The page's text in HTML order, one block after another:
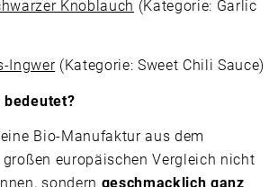
Knoblauch (Kategorie: Garlic
Ingwer(Kategorie: Sweet Chili Sauce)
bedeutet?
Bio-Manufaktur aus dem
europäischen Vergleich nicht
sondern geschmacklich ganz